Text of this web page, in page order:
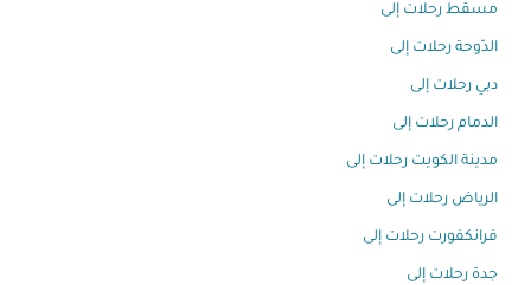
مسقط رحلات إلى
الدّوحة رحلات إلى
دبي رحلات إلى
الدمام رحلات إلى
مدينة الكويت رحلات إلى
الرياض رحلات إلى
فرانكفورت رحلات إلى
جدة رحلات إلى